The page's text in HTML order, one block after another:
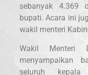
sebanyak 4.369
bupati. Acara ini
wakil menteri
Wakil Menteri
menyampaikan
seluruh